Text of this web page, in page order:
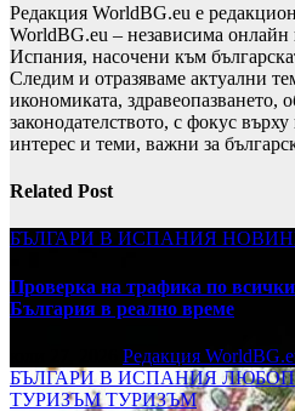
Редакция WorldBG.eu е
WorldBG.eu – независима
Испания, насочени към
Следим и отразяваме актуални
икономиката, здравеопазването,
законодателството, с фокус
интерес и теми, важни за
Related Post
БЪЛГАРИ В ИСПАНИЯ
Проверка на трафика по
България в реално време
Редакция
БЪЛГАРИ В ИСПАНИЯ
ТУРИЗЪМТУРИЗЪМ